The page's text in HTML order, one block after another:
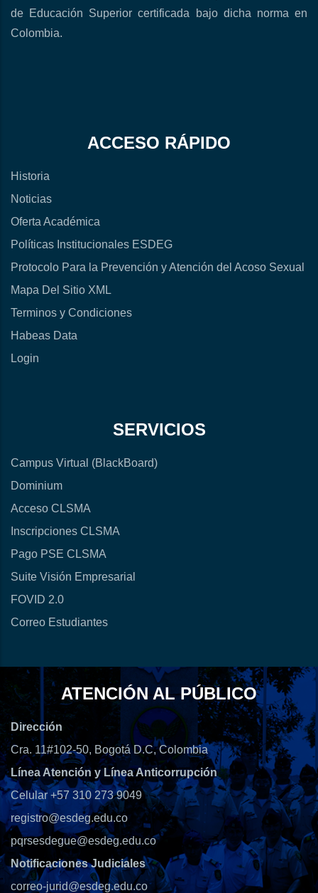
de Educación Superior certificada bajo dicha norma en
Colombia.
ACCESO RÁPIDO
Historia
Noticias
Oferta Académica
Políticas Institucionales ESDEG
Protocolo Para la Prevención y Atención del Acoso Sexual
Mapa Del Sitio XML
Terminos y Condiciones
Habeas Data
Login
SERVICIOS
Campus Virtual (BlackBoard)
Dominium
Acceso CLSMA
Inscripciones CLSMA
Pago PSE CLSMA
Suite Visión Empresarial
FOVID 2.0
Correo Estudiantes
ATENCIÓN AL PÚBLICO
Dirección
Cra. 11#102-50, Bogotá D.C, Colombia
Línea Atención y Línea Anticorrupción
Celular +57 310 273 9049
registro@esdeg.edu.co
pqrsesdegue@esdeg.edu.co
Notificaciones Judiciales
correo-jurid@esdeg.edu.co